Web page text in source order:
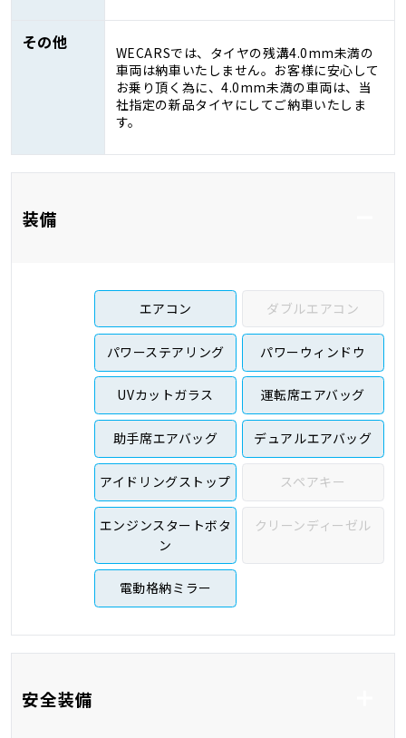
その他
WECARSでは、タイヤの残溝4.0mm未満の
車両は納車いたしません。お客様に安心して
お乗り頂く為に、4.0mm未満の車両は、当
社指定の新品タイヤにしてご納車いたしま
す。
装備
エアコン ダブルエアコン
パワーステアリング パワーウィンドウ
UVカットガラス 運転席エアバッグ
助手席エアバッグ デュアルエアバッグ
アイドリングストップ スペアキー
エンジンスタートボタ
ン
クリーンディーゼル
電動格納ミラー
安全装備